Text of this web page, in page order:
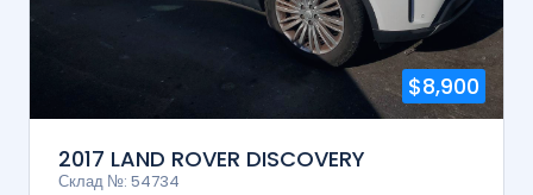
$8,900
2017 LAND ROVER DISCOVERY
Склад №: 54734